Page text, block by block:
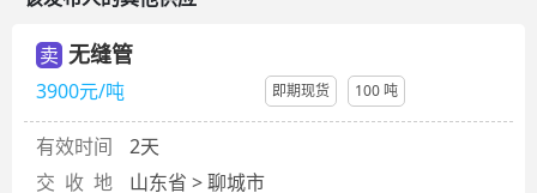
卖 无缝管
3900元/吨 即期现货 100 吨
有效时间
2天
交 收 地
山东省 > 聊城市